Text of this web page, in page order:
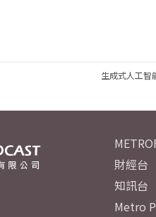
生成式人工智
財經台
知訊台
Metro